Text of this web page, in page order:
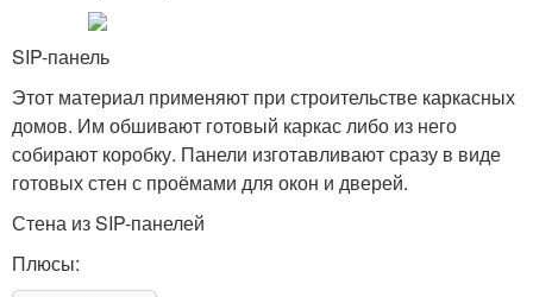
SIP-панель
Этот материал применяют при строительстве каркасных
домов. Им обшивают готовый каркас либо из него
собирают коробку. Панели изготавливают сразу в виде
готовых стен с проёмами для окон и дверей.
Стена из SIP-панелей
Плюсы: